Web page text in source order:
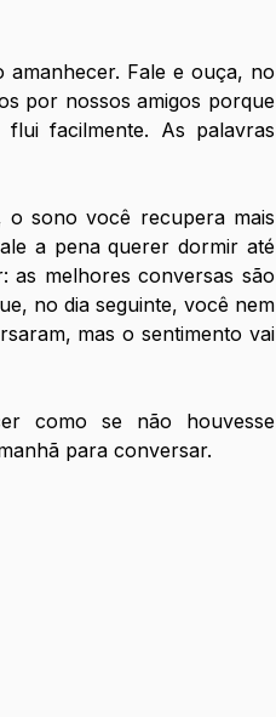
amanhecer. Fale e ouça, no
por nossos amigos porque
facilmente. As palavras
o sono você recupera mais
a pena querer dormir até
as melhores conversas são
no dia seguinte, você nem
mas o sentimento vai
como se não houvesse
para conversar.